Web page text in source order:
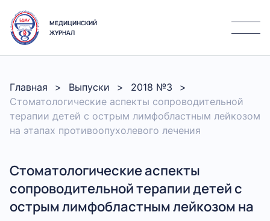
МЕДИЦИНСКИЙ
ЖУРНАЛ
Главная Выпуски
2018 №3
Стоматологические аспекты сопроводительной
терапии детей с острым лимфобластным лейкозом
на этапах противоопухолевого лечения
Стоматологические аспекты
сопроводительной терапии детей с
острым лимфобластным лейкозом на